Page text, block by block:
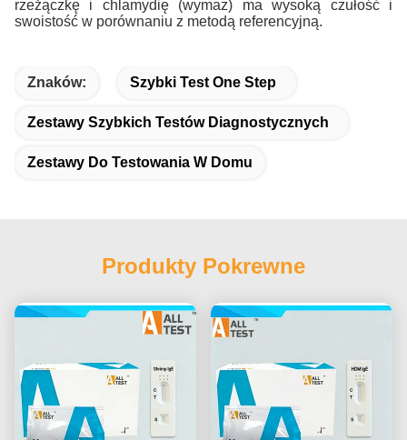
rzeżączkę i chlamydię (wymaz) ma wysoką czułość i
swoistość w porównaniu z metodą referencyjną.
Znaków: Szybki Test One Step
Zestawy Szybkich Testów Diagnostycznych
Zestawy Do Testowania W Domu
Produkty Pokrewne